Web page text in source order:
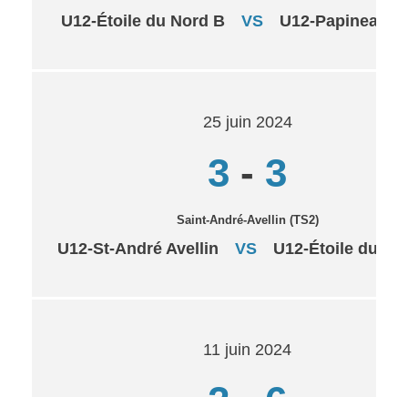
U12-Étoile du Nord B VS U12-
25 juin 2024
3 - 3
Saint-André-Avellin (TS2)
U12-St-André Avellin VS U12-Étoile du
11 juin 2024